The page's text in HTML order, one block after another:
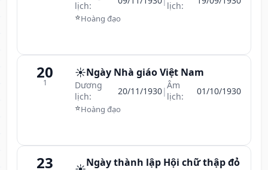
lịch:
lịch:
⭐Hoàng đạo
20
1
☀️Ngày Nhà giáo Việt Nam
Dương
lịch:
20/11/1930|Âm
lịch:
01/10/1930
⭐Hoàng đạo
23
Ngày thành lập Hội chữ thập đỏ